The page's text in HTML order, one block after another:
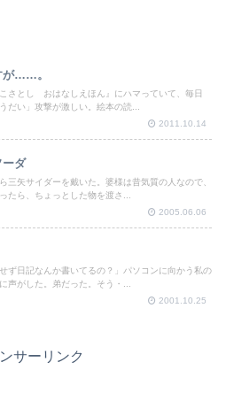
が……。
さとし おはなしえほん』にハマっていて、毎日
だい」攻撃が激しい。絵本の読...
2011.10.14
ーダ
三矢サイダーを戴いた。婆様は昔気質の人なので、
たら、ちょっとした物を渡さ...
2005.06.06
せず日記なんか書いてるの？」パソコンに向かう私の
声がした。弟だった。そう・...
2001.10.25
サーリンク